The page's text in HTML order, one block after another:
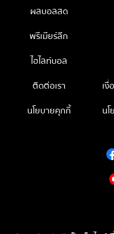
ผลบอลสด
พรีเมียร์ลีก
ไฮไลท์บอล
ติดต่อเรา
เงื่
นโยบายคุกกี้
น